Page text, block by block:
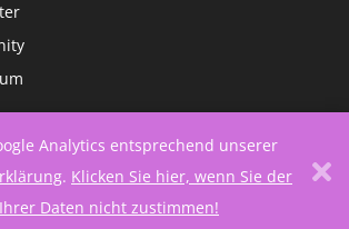
Netzwerk Frauengesundheit
Analytics entsprechend unserer
. Klicken Sie hier, wenn Sie der
Daten nicht zustimmen!